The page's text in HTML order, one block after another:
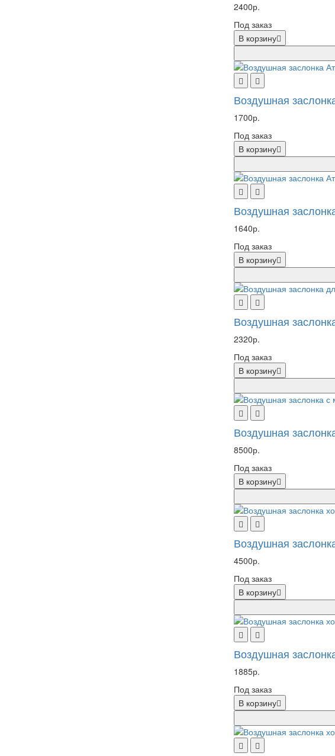
2400р.
Под заказ
В корзину
Воздушная
1700р.
Под заказ
В корзину
Воздушная
1640р.
Под заказ
В корзину
Воздушная
2320р.
Под заказ
В корзину
Воздушная
8500р.
Под заказ
В корзину
Воздушная
4500р.
Под заказ
В корзину
Воздушная
1885р.
Под заказ
В корзину